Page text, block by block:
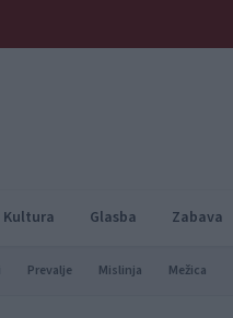
Kultura Glasba Zabava
Prevalje Mislinja Mežica